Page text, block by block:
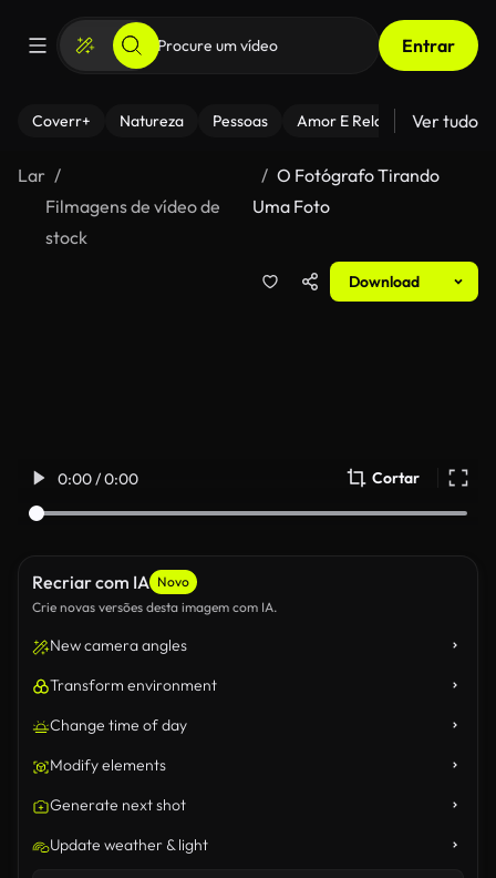
Entrar
Coverr+ Natureza Pessoas Amor E Relacionamentos
Ver tudo
Lar
Filmagens de vídeo de
stock
O Fotógrafo Tirando
Uma Foto
Download
0:00 / 0:00 Cortar
Recriar com IA Novo
Crie novas versões desta imagem com IA.
New camera angles
Transform environment
Change time of day
Modify elements
Generate next shot
Update weather & light